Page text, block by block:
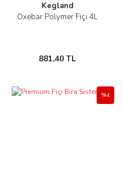
Kegland
Oxebar Polymer Fıçı 4L
881,40 TL
%4